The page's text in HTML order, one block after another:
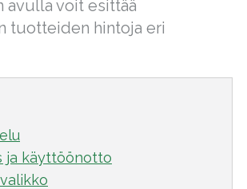
avulla voit esittää
tuotteiden hintoja eri
ja käyttöönotto